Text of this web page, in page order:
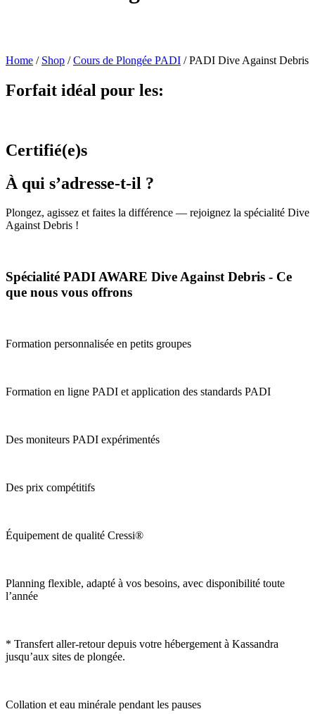
Home / Shop /Cours de Plongée PADI /PADI Dive Against Debris
Forfait idéal pour les:
Certifié(e)s
À qui s’adresse-t-il ?
Plongez, agissez et faites la différence — rejoignez la spécialité Dive
Against Debris !
Spécialité PADI AWARE Dive Against Debris - Ce
que nous vous offrons
Formation personnalisée en petits groupes
Formation en ligne PADI et application des standards PADI
Des moniteurs PADI expérimentés
Des prix compétitifs
Équipement de qualité Cressi®
Planning flexible, adapté à vos besoins, avec disponibilité toute
l’année
* Transfert aller-retour depuis votre hébergement à Kassandra
jusqu’aux sites de plongée.
Collation et eau minérale pendant les pauses